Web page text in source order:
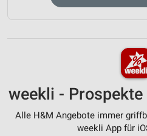
weekli -
Alle H&M Angebote immer
weekli App für